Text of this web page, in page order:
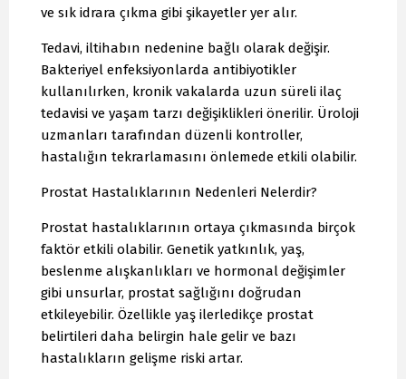
ve sık idrara çıkma gibi şikayetler yer alır.
Tedavi, iltihabın nedenine bağlı olarak değişir.
Bakteriyel enfeksiyonlarda antibiyotikler
kullanılırken, kronik vakalarda uzun süreli ilaç
tedavisi ve yaşam tarzı değişiklikleri önerilir. Üroloji
uzmanları tarafından düzenli kontroller,
hastalığın tekrarlamasını önlemede etkili olabilir.
Prostat Hastalıklarının Nedenleri Nelerdir?
Prostat hastalıklarının ortaya çıkmasında birçok
faktör etkili olabilir. Genetik yatkınlık, yaş,
beslenme alışkanlıkları ve hormonal değişimler
gibi unsurlar, prostat sağlığını doğrudan
etkileyebilir. Özellikle yaş ilerledikçe prostat
belirtileri daha belirgin hale gelir ve bazı
hastalıkların gelişme riski artar.